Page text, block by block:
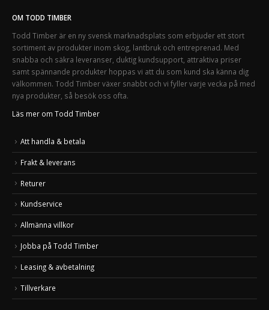
OM TODD TIMBER
Todd Timber är en ny svensk marknadsplats som erbjuder ett stort
sortiment av produkter inom skog, lantbruk och entreprenad. Med
snabba och säkra leveranser, duktig kundsupport, attraktiva priser
samt spännande produkter hoppas vi att du som kund ska känna dig
välkommen. Todd Timber växer snabbt och vi fyller varje vecka på med
nya produkter, så besök oss ofta.
Läs mer om Todd Timber
Att handla & betala
Frakt & leverans
Returer
Kundservice
Allmänna villkor
Jobba på Todd Timber
Leasing & avbetalning
Tillverkare